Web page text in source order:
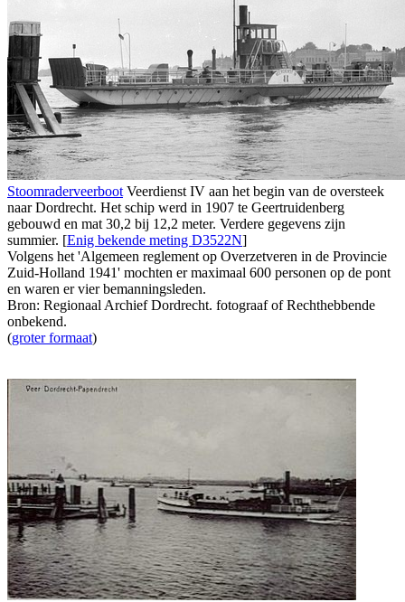
Stoomraderveerboot Veerdienst IV aan het begin van de oversteek
naar Dordrecht. Het schip werd in 1907 te Geertruidenberg
gebouwd en mat 30,2 bij 12,2 meter. Verdere gegevens zijn
summier. [Enig bekende meting D3522N]
Volgens het 'Algemeen reglement op Overzetveren in de Provincie
Zuid-Holland 1941' mochten er maximaal 600 personen op de pont
en waren er vier bemanningsleden.
Bron: Regionaal Archief Dordrecht. fotograaf of Rechthebbende
onbekend.
(groter formaat)